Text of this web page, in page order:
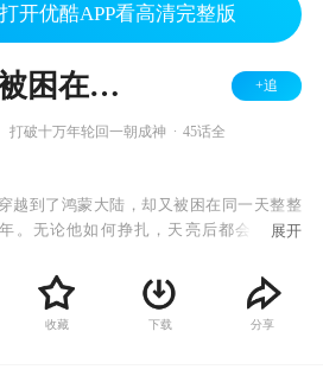
开优酷APP看高清完整版
我被困在同一天十万年 +追
打破十万年轮回一朝成神 45话全
越到了鸿蒙大陆，却又被困在同一天整整
。无论他如何挣扎，天亮后都会回到昨
强者的秘密，也渐渐认命自己逃不出轮回
而，就在十万年的最后一天，林越夺走七
皇的未婚妻，砍断太上长老之子的手臂，闯
展开
收藏 下载 分享